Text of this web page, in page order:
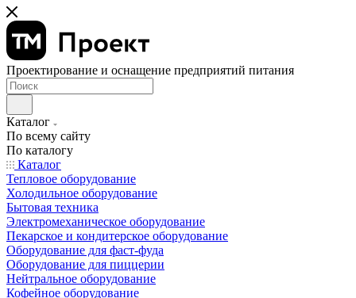
Проектирование и оснащение предприятий питания
Каталог
По всему сайту
По каталогу
Каталог
Тепловое оборудование
Холодильное оборудование
Бытовая техника
Электромеханическое оборудование
Пекарское и кондитерское оборудование
Оборудование для фаст-фуда
Оборудование для пиццерии
Нейтральное оборудование
Кофейное оборудование